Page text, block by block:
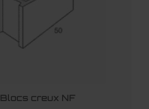
Blocs creux NF